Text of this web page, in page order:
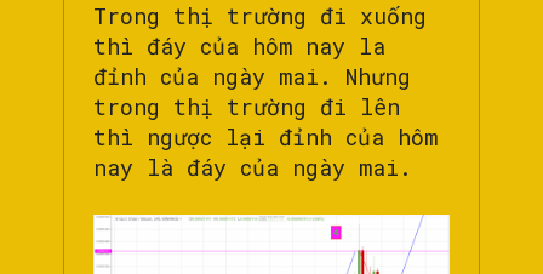
Trong thị trường đi xuống
thì đáy của hôm nay la
đỉnh của ngày mai. Nhưng
trong thị trường đi lên
thì ngược lại đỉnh của hôm
nay là đáy của ngày mai.